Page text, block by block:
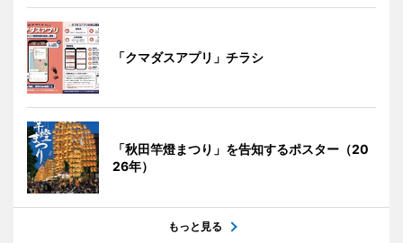
「クマダスアプリ」チラシ
「秋田竿燈まつり」を告知するポスター（20
26年）
もっと見る